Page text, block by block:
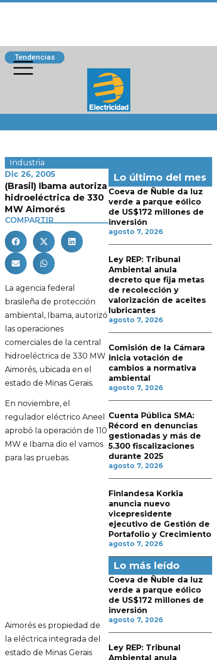
Tendencias
Industria
Dic 26, 2005
(Brasil) Ibama autoriza
hidroeléctrica de 330
MW Aimorés
COMPARTIR
La agencia federal
brasileña de protección
ambiental, Ibama, autorizó
las operaciones
comerciales de la central
hidroeléctrica de 330 MW
Aimorés, ubicada en el
estado de Minas Gerais.
En noviembre, el
regulador eléctrico Aneel
aprobó la operación de 110
MW e Ibama dio el vamos
para las pruebas.
Aimorés es propiedad de
la eléctrica integrada del
estado de Minas Gerais
Lo último del mes
Coeva de Ñuble da luz
verde a parque eólico
de US$172 millones de
inversión
agosto 7, 2026
Ley REP: Tribunal
Ambiental anula
decreto que fija metas
de recolección y
valorización de aceites
lubricantes
agosto 7, 2026
Comisión de la Cámara
inicia votación de
cambios a normativa
ambiental
agosto 7, 2026
Cuenta Pública SMA:
Récord en denuncias
gestionadas y más de
5.300 fiscalizaciones
durante 2025
agosto 7, 2026
Finlandesa Korkia
anuncia nuevo
vicepresidente
ejecutivo de Gestión de
Portafolio y Crecimiento
agosto 7, 2026
Lo más leído
Coeva de Ñuble da luz
verde a parque eólico
de US$172 millones de
inversión
agosto 7, 2026
Ley REP: Tribunal
Ambiental anula